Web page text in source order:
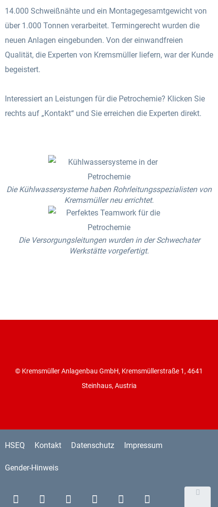
14.000 Schweißnähte und ein Montagegesamtgewicht von
über 1.000 Tonnen verarbeitet. Termingerecht wurden die
neuen Anlagen eingebunden. Von der einwandfreien
Qualität, die Experten von Kremsmüller liefern, war der Kunde
begeistert.
Interessiert an Leistungen für die Petrochemie? Klicken Sie
rechts auf „Kontakt“ und Sie erreichen die Experten direkt.
Die Kühlwassersysteme haben Rohrleitungsspezialisten von
Kremsmüller neu errichtet.
Die Versorgungsleitungen wurden in der Schwechater
Werkstätte vorgefertigt.
© Kremsmüller Anlagenbau GmbH, Kremsmüllerstraße 1, 4641
Steinhaus, Austria
HSEQ Kontakt Datenschutz Impressum
Gender-Hinweis